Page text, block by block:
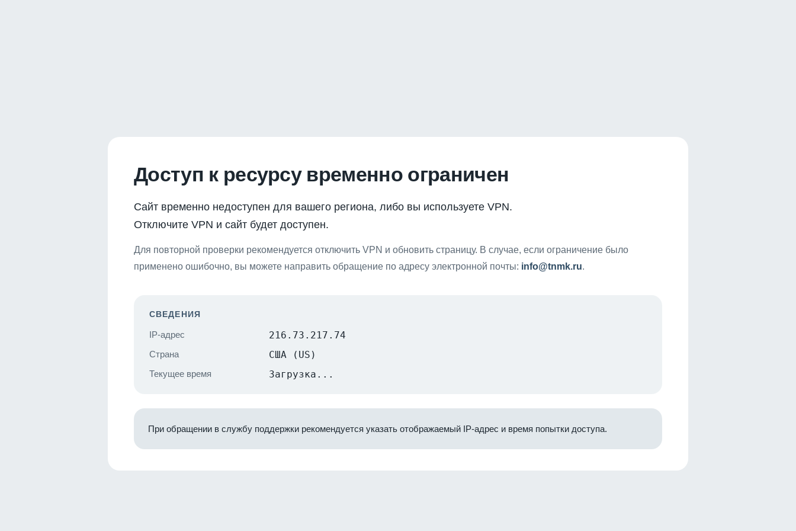
Доступ к ресурсу временно ограничен
Сайт временно недоступен для вашего региона, либо вы используете VPN.
Отключите VPN и сайт будет доступен.
Для повторной проверки рекомендуется отключить VPN и обновить страницу. В случае, если ограничение было
применено ошибочно, вы можете направить обращение по адресу электронной почты: info@tnmk.ru.
СВЕДЕНИЯ
IP-адрес 216.73.217.74
Страна США (US)
Текущее время Загрузка...
При обращении в службу поддержки рекомендуется указать отображаемый IP-адрес и время попытки доступа.